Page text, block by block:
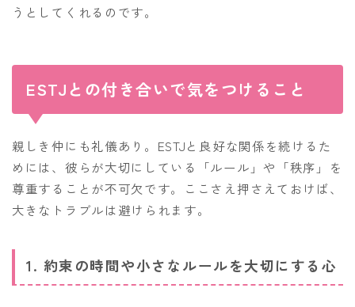
うとしてくれるのです。
ESTJとの付き合いで気をつけること
親しき仲にも礼儀あり。ESTJと良好な関係を続けるた
めには、彼らが大切にしている「ルール」や「秩序」を
尊重することが不可欠です。ここさえ押さえておけば、
大きなトラブルは避けられます。
1. 約束の時間や小さなルールを大切にする心